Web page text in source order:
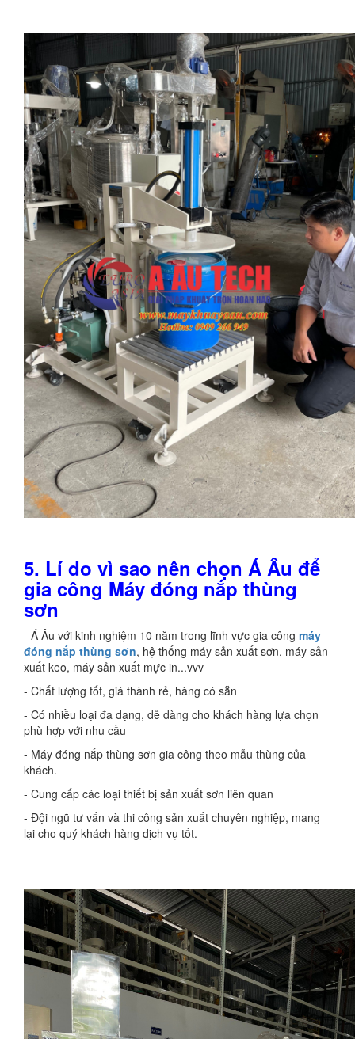
5. Lí do vì sao nên chọn Á Âu để
gia công Máy đóng nắp thùng
sơn
- Á Âu với kinh nghiệm 10 năm trong lĩnh vực gia công máy
đóng nắp thùng sơn, hệ thống máy sản xuất sơn, máy sản
xuất keo, máy sản xuất mực in...vvv
- Chất lượng tốt, giá thành rẻ, hàng có sẵn
- Có nhiều loại đa dạng, dễ dàng cho khách hàng lựa chọn
phù hợp với nhu cầu
- Máy đóng nắp thùng sơn gia công theo mẫu thùng của
khách.
- Cung cấp các loại thiết bị sản xuất sơn liên quan
- Đội ngũ tư vấn và thi công sản xuất chuyên nghiệp, mang
lại cho quý khách hàng dịch vụ tốt.